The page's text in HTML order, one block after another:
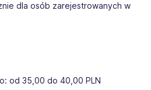
dla osób zarejestrowanych w
od 35,00 do 40,00 PLN